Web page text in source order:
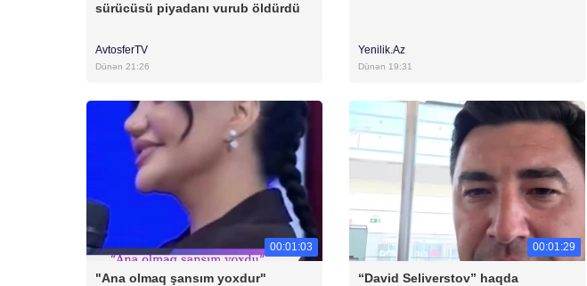
sürücüsü piyadanı vurub öldürdü
AvtosferTV
Dünən 21:26
Yenilik.Az
Dünən 19:31
00:01:03
"Ana olmaq şansım yoxdur"
00:01:29
“David Seliverstov” haqda